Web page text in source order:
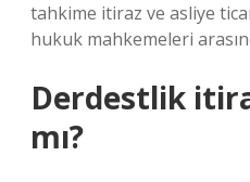
tahkime itiraz ve asliye
hukuk mahkemeleri
Derdestlik
mı?